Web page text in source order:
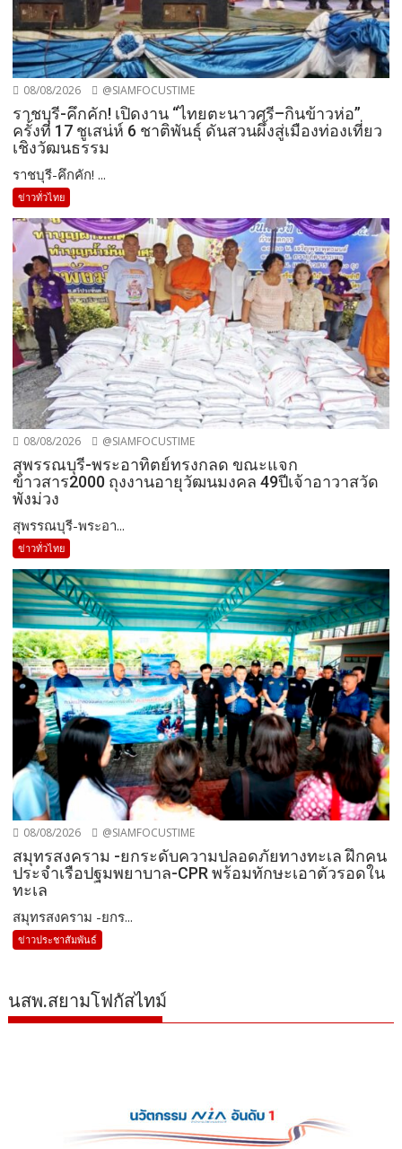
08/08/2026 @SIAMFOCUSTIME
ราชบุรี-คึกคัก! เปิดงาน “ไทยตะนาวศรี–กินข้าวห่อ”
ครั้งที่ 17 ชูเสน่ห์ 6 ชาติพันธุ์ ดันสวนผึ้งสู่เมืองท่องเที่ยว
เชิงวัฒนธรรม
ราชบุรี-คึกคัก! ...
ข่าวทั่วไทย
08/08/2026 @SIAMFOCUSTIME
สุพรรณบุรี-พระอาทิตย์ทรงกลด ขณะแจก
ข้าวสาร2000 ถุงงานอายุวัฒนมงคล 49ปีเจ้าอาวาสวัด
พังม่วง
สุพรรณบุรี-พระอา...
ข่าวทั่วไทย
08/08/2026 @SIAMFOCUSTIME
สมุทรสงคราม -ยกระดับความปลอดภัยทางทะเล ฝึกคน
ประจำเรือปฐมพยาบาล-CPR พร้อมทักษะเอาตัวรอดใน
ทะเล
สมุทรสงคราม -ยกร...
ข่าวประชาสัมพันธ์
นสพ.สยามโฟกัสไทม์